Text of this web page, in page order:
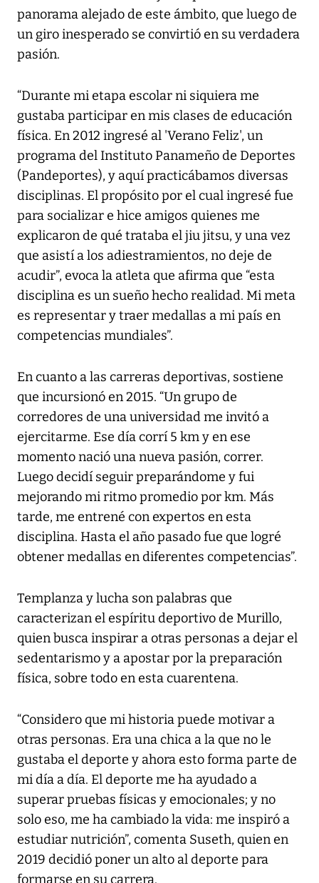
panorama alejado de este ámbito, que luego de
un giro inesperado se convirtió en su verdadera
pasión.
“Durante mi etapa escolar ni siquiera me
gustaba participar en mis clases de educación
física. En 2012 ingresé al 'Verano Feliz', un
programa del Instituto Panameño de Deportes
(Pandeportes), y aquí practicábamos diversas
disciplinas. El propósito por el cual ingresé fue
para socializar e hice amigos quienes me
explicaron de qué trataba el jiu jitsu, y una vez
que asistí a los adiestramientos, no deje de
acudir”, evoca la atleta que afirma que “esta
disciplina es un sueño hecho realidad. Mi meta
es representar y traer medallas a mi país en
competencias mundiales”.
En cuanto a las carreras deportivas, sostiene
que incursionó en 2015. “Un grupo de
corredores de una universidad me invitó a
ejercitarme. Ese día corrí 5 km y en ese
momento nació una nueva pasión, correr.
Luego decidí seguir preparándome y fui
mejorando mi ritmo promedio por km. Más
tarde, me entrené con expertos en esta
disciplina. Hasta el año pasado fue que logré
obtener medallas en diferentes competencias”.
Templanza y lucha son palabras que
caracterizan el espíritu deportivo de Murillo,
quien busca inspirar a otras personas a dejar el
sedentarismo y a apostar por la preparación
física, sobre todo en esta cuarentena.
“Considero que mi historia puede motivar a
otras personas. Era una chica a la que no le
gustaba el deporte y ahora esto forma parte de
mi día a día. El deporte me ha ayudado a
superar pruebas físicas y emocionales; y no
solo eso, me ha cambiado la vida: me inspiró a
estudiar nutrición”, comenta Suseth, quien en
2019 decidió poner un alto al deporte para
formarse en su carrera.